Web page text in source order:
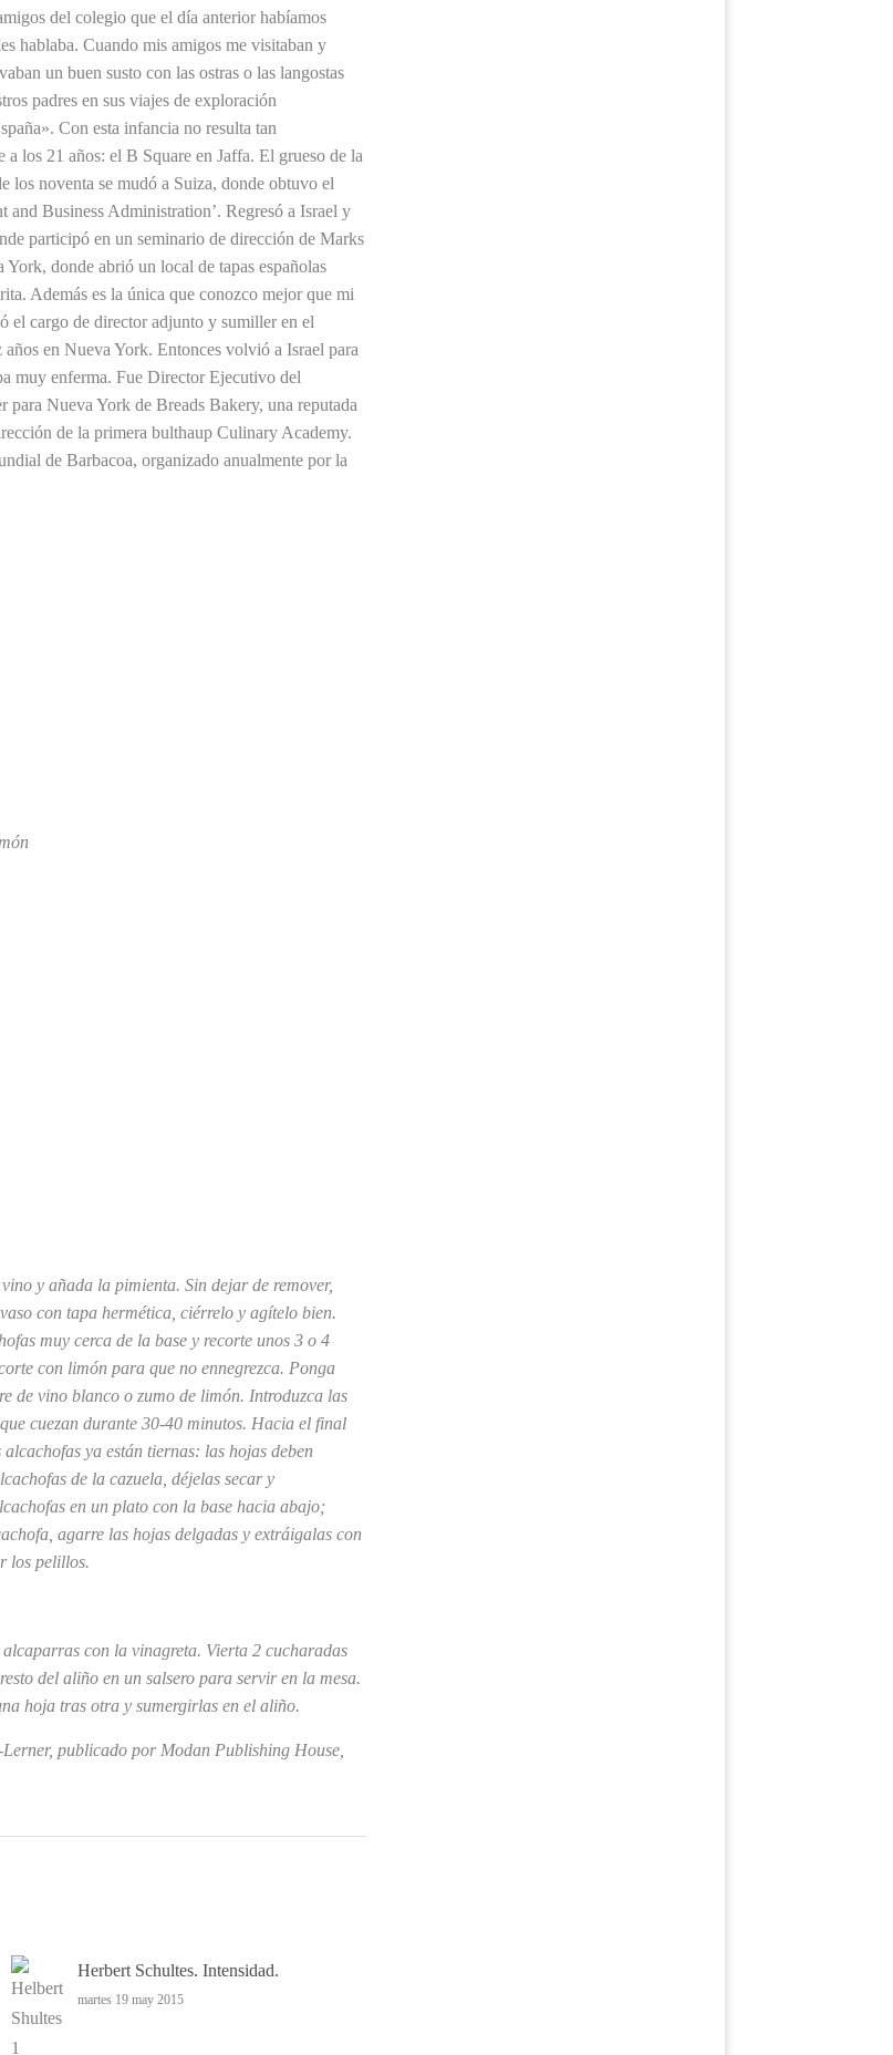
del colegio que el día anterior habíamos
hablaba. Cuando mis amigos me visitaban y
un buen susto con las ostras o las langostas
padres en sus viajes de exploración
Con esta infancia no resulta tan
los 21 años: el B Square en Jaffa. El grueso de la
los noventa se mudó a Suiza, donde obtuvo el
Business Administration’. Regresó a Israel y
participó en un seminario de dirección de Marks
donde abrió un local de tapas españolas
Además es la única que conozco mejor que mi
el cargo de director adjunto y sumiller en el
en Nueva York. Entonces volvió a Israel para
muy enferma. Fue Director Ejecutivo del
Nueva York de Breads Bakery, una reputada
de la primera bulthaup Culinary Academy.
de Barbacoa, organizado anualmente por la
y añada la pimienta. Sin dejar de remover,
con tapa hermética, ciérrelo y agítelo bien.
muy cerca de la base y recorte unos 3 o 4
con limón para que no ennegrezca. Ponga
de vino blanco o zumo de limón. Introduzca las
cuezan durante 30-40 minutos. Hacia el final
ya están tiernas: las hojas deben
de la cazuela, déjelas secar y
en un plato con la base hacia abajo;
agarre las hojas delgadas y extráigalas con
los pelillos.
con la vinagreta. Vierta 2 cucharadas
del aliño en un salsero para servir en la mesa.
hoja tras otra y sumergirlas en el aliño.
publicado por Modan Publishing House,
Herbert Schultes. Intensidad.
martes 19 may 2015